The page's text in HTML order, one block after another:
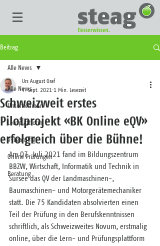
Beitrag
Alle News
Unternehmen
Lernplattform
e-Learning
Online Prüfungen
Beratung
Alle News
Schweizweit erstes
Pilotprojekt «BK Online eQV»
erfolgreich über die Bühne!
Urs August Graf
7. Sept. 2021 1 Min. Lesezeit
Am 07. Juli 2021 fand im Bildungszentrum
BBZW, Wirtschaft, Informatik und Technik in
Sursee das QV der Landmaschinen-,
Baumaschinen- und Motorgerätemechaniker
statt. Die 75 Kandidaten absolvierten einen
Teil der Prüfung in den Berufskenntnissen
schriftlich, als Schweizweites Novum, erstmalig
online, über die Lern- und Prüfungsplattform